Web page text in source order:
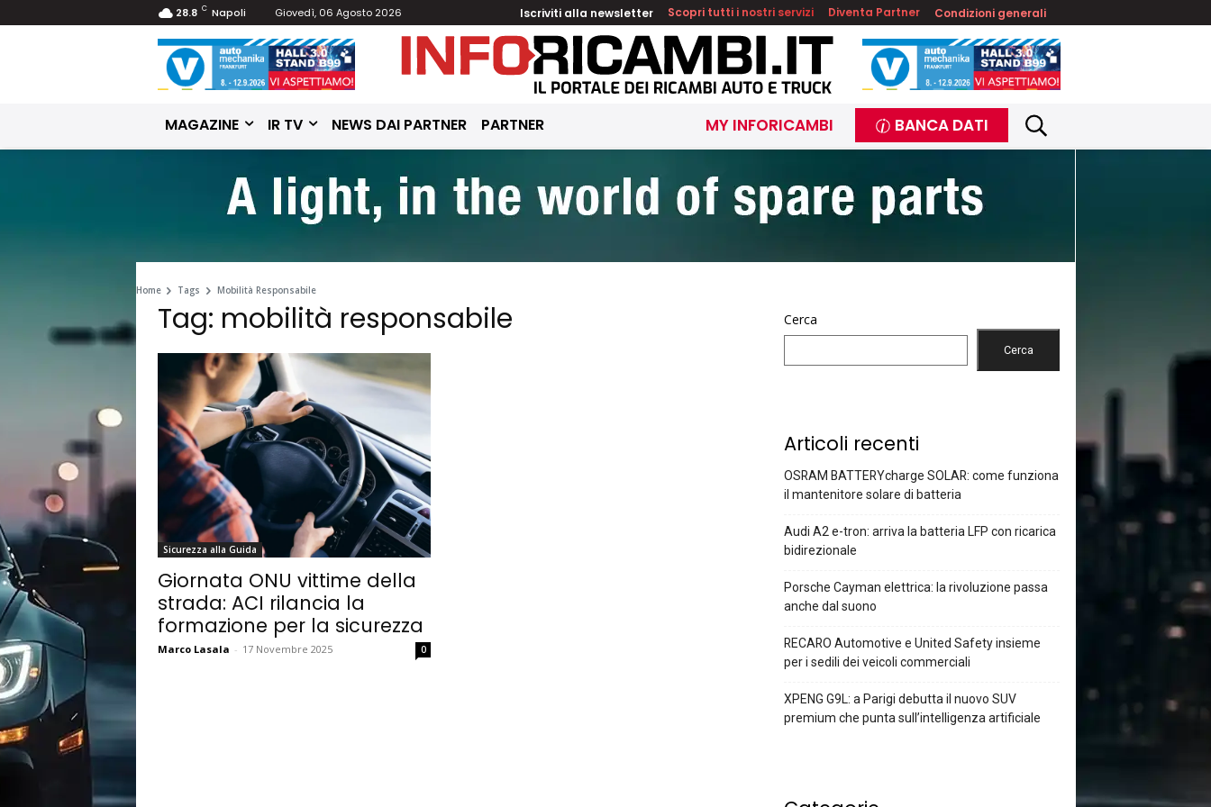
28.8 C Napoli Giovedì, 06 Agosto 2026 Iscriviti alla newsletter Scopri tutti i nostri servizi Diventa Partner Condizioni generali
MAGAZINE IR TV NEWS DAI PARTNER PARTNER MY INFORICAMBI BANCA DATI
Home Tags Mobilità Responsabile
Tag: mobilità responsabile
Sicurezza alla Guida
Giornata ONU vittime della
strada: ACI rilancia la
formazione per la sicurezza
Marco Lasala - 17 Novembre 2025 0
Cerca
Cerca
Articoli recenti
OSRAM BATTERYcharge SOLAR: come funziona
il mantenitore solare di batteria
Audi A2 e-tron: arriva la batteria LFP con ricarica
bidirezionale
Porsche Cayman elettrica: la rivoluzione passa
anche dal suono
RECARO Automotive e United Safety insieme
per i sedili dei veicoli commerciali
XPENG G9L: a Parigi debutta il nuovo SUV
premium che punta sull’intelligenza artificiale